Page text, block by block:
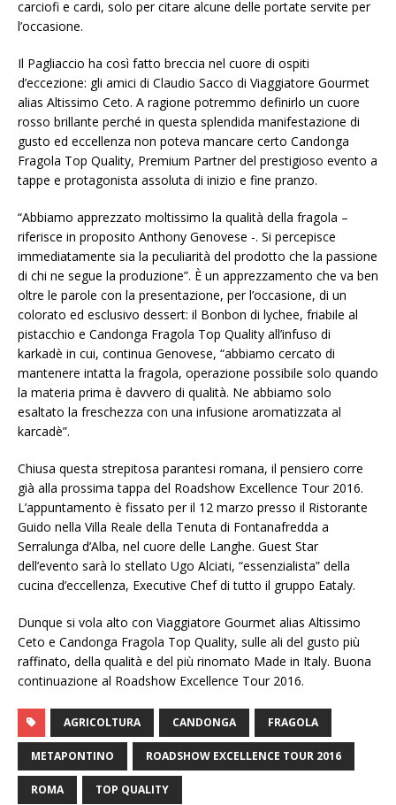
carciofi e cardi, solo per citare alcune delle portate servite per
l’occasione.
Il Pagliaccio ha così fatto breccia nel cuore di ospiti
d’eccezione: gli amici di Claudio Sacco di Viaggiatore Gourmet
alias Altissimo Ceto. A ragione potremmo definirlo un cuore
rosso brillante perché in questa splendida manifestazione di
gusto ed eccellenza non poteva mancare certo Candonga
Fragola Top Quality, Premium Partner del prestigioso evento a
tappe e protagonista assoluta di inizio e fine pranzo.
“Abbiamo apprezzato moltissimo la qualità della fragola –
riferisce in proposito Anthony Genovese -. Si percepisce
immediatamente sia la peculiarità del prodotto che la passione
di chi ne segue la produzione”. È un apprezzamento che va ben
oltre le parole con la presentazione, per l’occasione, di un
colorato ed esclusivo dessert: il Bonbon di lychee, friabile al
pistacchio e Candonga Fragola Top Quality all’infuso di
karkadè in cui, continua Genovese, “abbiamo cercato di
mantenere intatta la fragola, operazione possibile solo quando
la materia prima è davvero di qualità. Ne abbiamo solo
esaltato la freschezza con una infusione aromatizzata al
karcadè”.
Chiusa questa strepitosa parantesi romana, il pensiero corre
già alla prossima tappa del Roadshow Excellence Tour 2016.
L’appuntamento è fissato per il 12 marzo presso il Ristorante
Guido nella Villa Reale della Tenuta di Fontanafredda a
Serralunga d’Alba, nel cuore delle Langhe. Guest Star
dell’evento sarà lo stellato Ugo Alciati, “essenzialista” della
cucina d’eccellenza, Executive Chef di tutto il gruppo Eataly.
Dunque si vola alto con Viaggiatore Gourmet alias Altissimo
Ceto e Candonga Fragola Top Quality, sulle ali del gusto più
raffinato, della qualità e del più rinomato Made in Italy. Buona
continuazione al Roadshow Excellence Tour 2016.
AGRICOLTURA CANDONGA FRAGOLA
METAPONTINO ROADSHOW EXCELLENCE TOUR 2016
ROMA TOP QUALITY